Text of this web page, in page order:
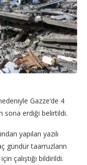
Gazze’de 4
sona erdiği belirtildi.
yapılan yazılı
gündür taarruzların
çalıştığı bildirildi.